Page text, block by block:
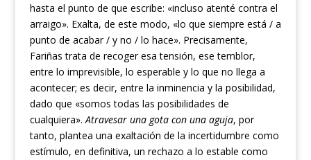
hasta el punto de que escribe: «incluso atenté contra el
arraigo». Exalta, de este modo, «lo que siempre está / a
punto de acabar / y no / lo hace». Precisamente,
Fariñas trata de recoger esa tensión, ese temblor,
entre lo imprevisible, lo esperable y lo que no llega a
acontecer; es decir, entre la inminencia y la posibilidad,
dado que «somos todas las posibilidades de
cualquiera».Atravesar una gota con una aguja, por
tanto, plantea una exaltación de la incertidumbre como
estímulo, en definitiva, un rechazo a lo estable como